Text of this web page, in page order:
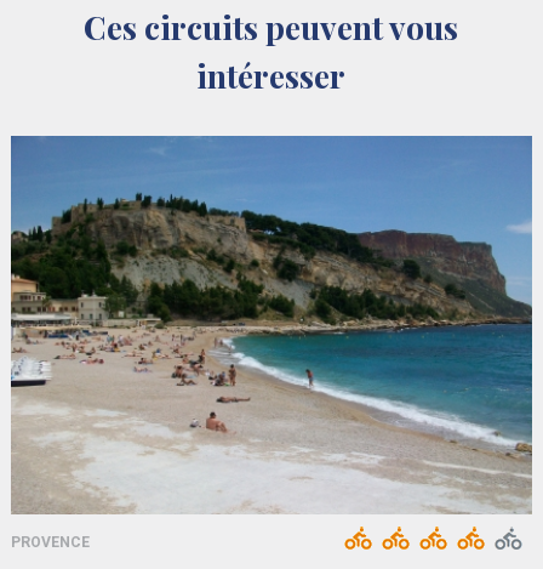
Ces circuits peuvent vous
intéresser
PROVENCE